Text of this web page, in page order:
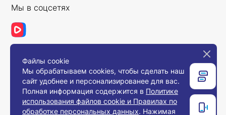
Мы в соцсетях
Связаться с нами
© 2008-2026, Компания «Европос Групп». Все
Файлы cookie
Мы обрабатываем cookies, чтобы сделать наш
сайт удобнее и персонализированее для вас.
Полная информация содержится в Политике
использования файлов cookie и Правилах по
обработке персональных данных. Нажимая